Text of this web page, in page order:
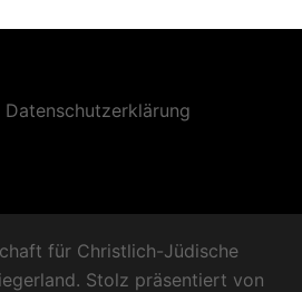
Datenschutzerklärung
für Christlich-Jüdische
Stolz präsentiert von